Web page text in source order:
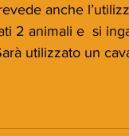
anche
2 animali e  si
utilizzato un